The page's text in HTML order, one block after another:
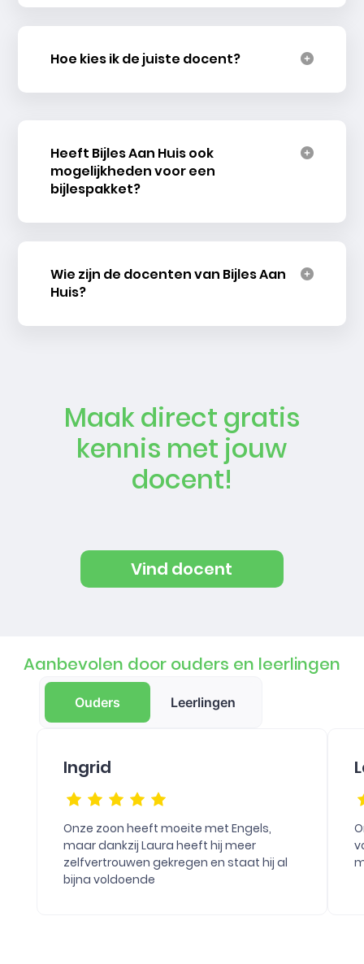
Hoe kies ik de juiste docent?
Heeft Bijles Aan Huis ook
mogelijkheden voor een
bijlespakket?
Wie zijn de docenten van Bijles Aan
Huis?
Maak direct gratis
kennis met jouw
docent!
Vind docent
Aanbevolen door ouders en leerlingen
Ouders Leerlingen
Ingrid
Onze zoon heeft moeite met Engels,
maar dankzij Laura heeft hij meer
zelfvertrouwen gekregen en staat hij al
bijna voldoende